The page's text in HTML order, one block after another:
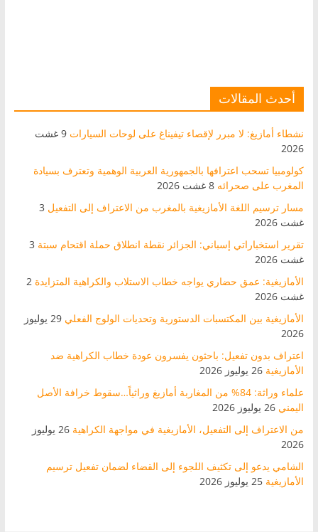
أحدث المقالات
نشطاء أمازيغ: لا مبرر لإقصاء تيفيناغ على لوحات السيارات
9 غشت
2026
كولومبيا تسحب اعترافها بالجمهورية العربية الوهمية وتعترف بسيادة
المغرب على صحرائه 8 غشت 2026
مسار ترسيم اللغة الأمازيغية بالمغرب من الاعتراف إلى التفعيل 3
غشت 2026
تقرير استخباراتي إسباني: الجزائر نقطة انطلاق حملة اقتحام سبتة 3
غشت 2026
الأمازيغية: عمق حضاري يواجه خطاب الاستلاب والكراهية المتزايدة 2
غشت 2026
الأمازيغية بين المكتسبات الدستورية وتحديات الولوج الفعلي
29 يوليوز
2026
اعتراف بدون تفعيل: باحثون يفسرون عودة خطاب الكراهية ضد
الأمازيغية 26 يوليوز 2026
علماء وراثة: 84% من المغاربة أمازيغ وراثياً…سقوط خرافة الأصل
اليمني 26 يوليوز 2026
من الاعتراف إلى التفعيل، الأمازيغية في مواجهة الكراهية
26 يوليوز
2026
الشامي يدعو إلى تكثيف اللجوء إلى القضاء لضمان تفعيل ترسيم
الأمازيغية 25 يوليوز 2026